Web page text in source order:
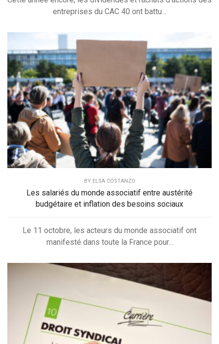
entreprises du CAC 40 ont battu...
BY ELSA COSTANZO
Les salariés du monde associatif entre austérité
budgétaire et inflation des besoins sociaux
Le 11 octobre, les acteurs du monde associatif ont
manifesté dans toute la France pour...